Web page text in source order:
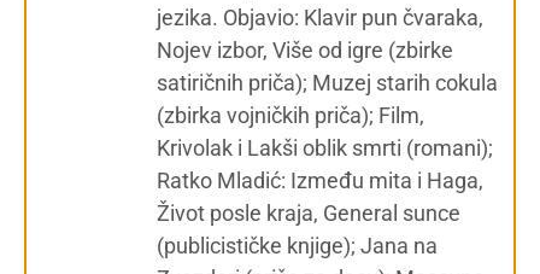
jezika. Objavio: Klavir pun čvaraka,
Nojev izbor, Više od igre (zbirke
satiričnih priča); Muzej starih cokula
(zbirka vojničkih priča); Film,
Krivolak i Lakši oblik smrti (romani);
Ratko Mladić: Između mita i Haga,
Život posle kraja, General sunce
(publicističke knjige); Jana na